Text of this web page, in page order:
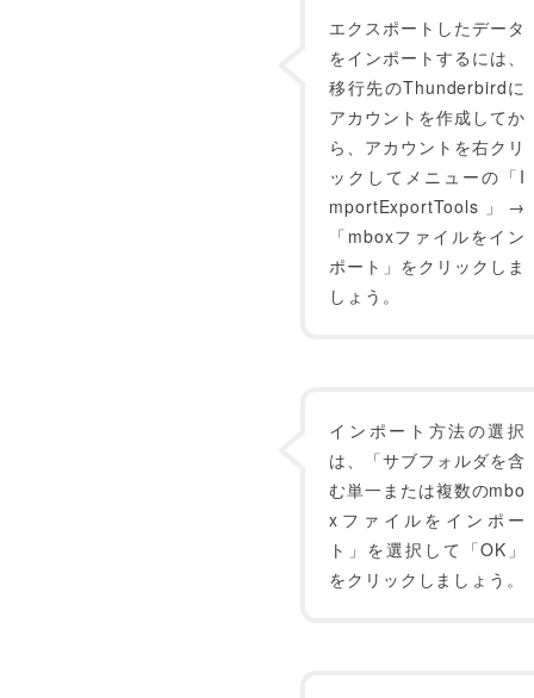
エクスポートしたデータ
をインポートするには、
移行先のThunderbirdに
アカウントを作成してか
ら、アカウントを右クリ
ックしてメニューの「I
mportExportTools」→
「mboxファイルをイン
ポート」をクリックしま
しょう。
インポート方法の選択
は、「サブフォルダを含
む単一または複数のmbo
xファイルをインポー
ト」を選択して「OK」
をクリックしましょう。